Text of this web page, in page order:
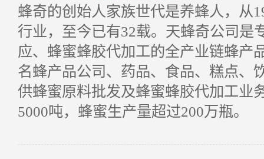
蜂奇的创始人家族世代是养蜂人，从
行业，至今已有32载。天蜂奇公司是
应、蜂蜜蜂胶代加工的全产业链蜂产
名蜂产品公司、药品、食品、糕点、
供蜂蜜原料批发及蜂蜜蜂胶代加工业
5000吨，蜂蜜生产量超过200万瓶。